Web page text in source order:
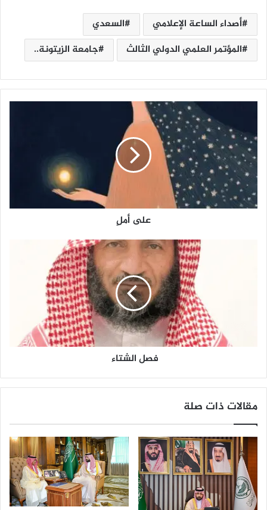
أصداء الساعة الإعلامي
السعدي
المؤتمر العلمي الدولي الثالث
جامعة الزيتونة..
أ
م
على أملٍ
فصل الشتاء
مقالات ذات صلة